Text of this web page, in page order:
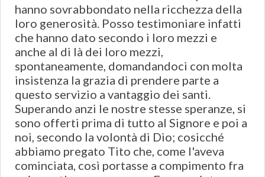
hanno sovrabbondato nella ricchezza della
loro generosità. Posso testimoniare infatti
che hanno dato secondo i loro mezzi e
anche al di là dei loro mezzi,
spontaneamente, domandandoci con molta
insistenza la grazia di prendere parte a
questo servizio a vantaggio dei santi.
Superando anzi le nostre stesse speranze, si
sono offerti prima di tutto al Signore e poi a
noi, secondo la volontà di Dio; cosicché
abbiamo pregato Tito che, come l'aveva
cominciata, così portasse a compimento fra